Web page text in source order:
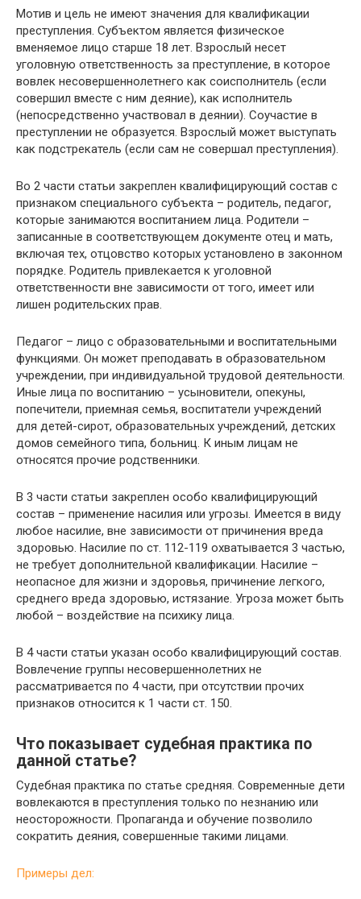
Мотив и цель не имеют значения для квалификации
преступления. Субъектом является физическое
вменяемое лицо старше 18 лет. Взрослый несет
уголовную ответственность за преступление, в которое
вовлек несовершеннолетнего как соисполнитель (если
совершил вместе с ним деяние), как исполнитель
(непосредственно участвовал в деянии). Соучастие в
преступлении не образуется. Взрослый может выступать
как подстрекатель (если сам не совершал преступления).
Во 2 части статьи закреплен квалифицирующий состав с
признаком специального субъекта – родитель, педагог,
которые занимаются воспитанием лица. Родители –
записанные в соответствующем документе отец и мать,
включая тех, отцовство которых установлено в законном
порядке. Родитель привлекается к уголовной
ответственности вне зависимости от того, имеет или
лишен родительских прав.
Педагог – лицо с образовательными и воспитательными
функциями. Он может преподавать в образовательном
учреждении, при индивидуальной трудовой деятельности.
Иные лица по воспитанию – усыновители, опекуны,
попечители, приемная семья, воспитатели учреждений
для детей-сирот, образовательных учреждений, детских
домов семейного типа, больниц. К иным лицам не
относятся прочие родственники.
В 3 части статьи закреплен особо квалифицирующий
состав – применение насилия или угрозы. Имеется в виду
любое насилие, вне зависимости от причинения вреда
здоровью. Насилие по ст. 112-119 охватывается 3 частью,
не требует дополнительной квалификации. Насилие –
неопасное для жизни и здоровья, причинение легкого,
среднего вреда здоровью, истязание. Угроза может быть
любой – воздействие на психику лица.
В 4 части статьи указан особо квалифицирующий состав.
Вовлечение группы несовершеннолетних не
рассматривается по 4 части, при отсутствии прочих
признаков относится к 1 части ст. 150.
Что показывает судебная практика по
данной статье?
Судебная практика по статье средняя. Современные дети
вовлекаются в преступления только по незнанию или
неосторожности. Пропаганда и обучение позволило
сократить деяния, совершенные такими лицами.
Примеры дел: